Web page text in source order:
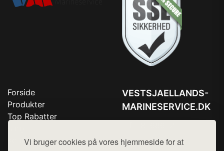
Vi bruger cookies på vores hjemmeside for at
Forside
Produkter
Top Rabatter
Kontakt
VESTSJAELLANDS-
MARINESERVICE.DK
Mail:hej@want.dk